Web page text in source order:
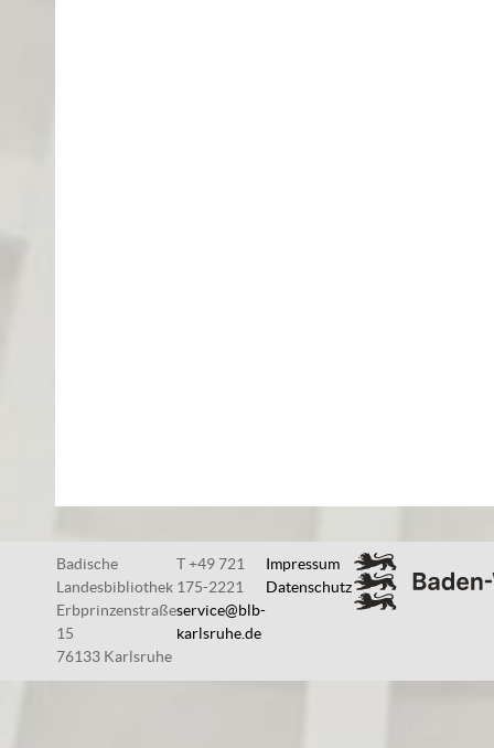
Badische
Landesbibliothek
Erbprinzenstraße
15
76133 Karlsruhe
T +49 721
175-2221
service@blb-
karlsruhe.de
Impressum
Datenschutz